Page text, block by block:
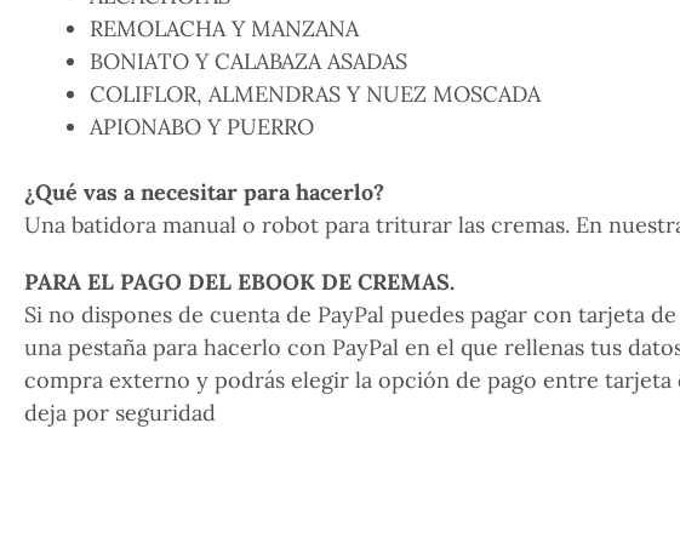
REMOLACHA Y MANZANA
BONIATO Y CALABAZA ASADAS
COLIFLOR, ALMENDRAS Y NUEZ MOSCADA
APIONABO Y PUERRO
¿Qué vas a necesitar para hacerlo?
Una batidora manual o robot para triturar las cremas. En
PARA EL PAGO DEL EBOOK DE CREMAS.
Si no dispones de cuenta de PayPal puedes pagar con tarjeta
una pestaña para hacerlo con PayPal en el que rellenas tus
compra externo y podrás elegir la opción de pago entre
deja por seguridad